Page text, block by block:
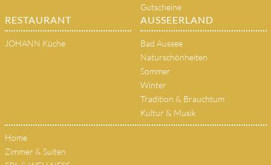
Gutscheine
RESTAURANT
JOHANN Küche
AUSSEERLAND
Bad Aussee
Naturschönheiten
Sommer
Winter
Tradition & Brauchtum
Kultur & Musik
Home
Zimmer & Suiten